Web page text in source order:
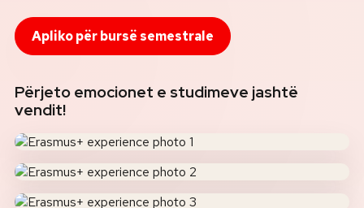
Apliko për bursë semestrale
Përjeto emocionet e studimeve jashtë
vendit!